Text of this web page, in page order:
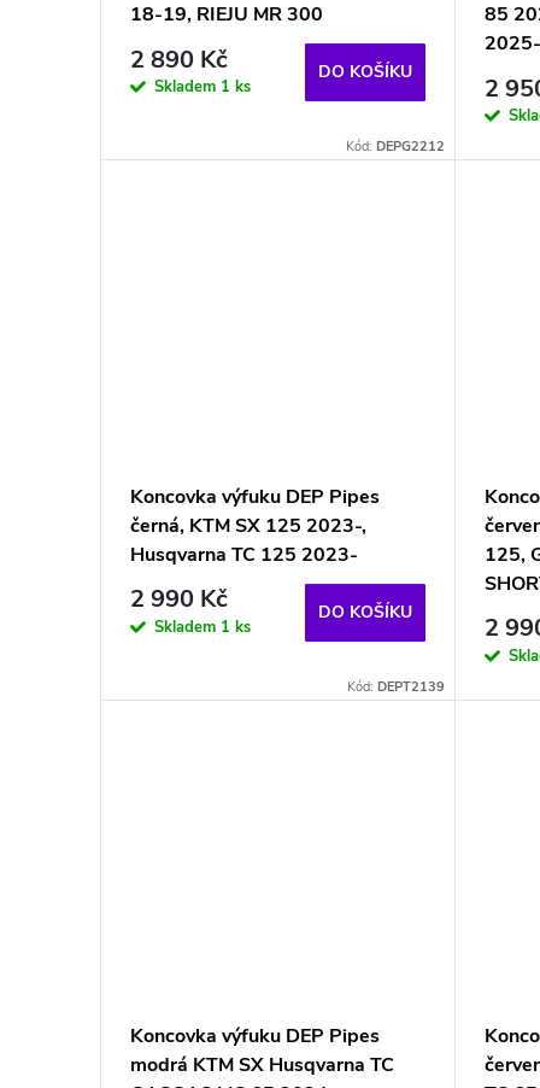
18-19, RIEJU MR 300
2 890 Kč
Skladem 1 ks
DO KOŠÍKU
Kód:DEPG2212
85
2025-
2
Koncovka výfuku DEP Pipes
černá, KTM SX 125 2023-,
Husqvarna TC 125 2023-
2 990 Kč
Skladem 1 ks
DO KOŠÍKU
Kód:DEPT2139
125,
2
Koncovka výfuku DEP Pipes
modrá KTM SX Husqvarna TC